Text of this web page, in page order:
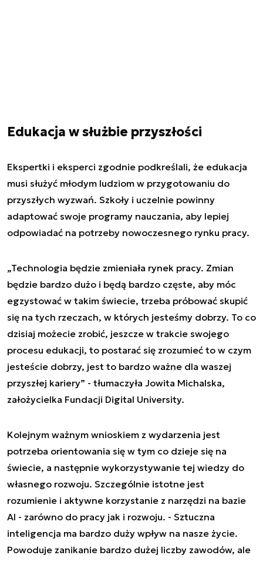
Edukacja w służbie przyszłości
Ekspertki i eksperci zgodnie podkreślali, że edukacja
musi służyć młodym ludziom w przygotowaniu do
przyszłych wyzwań. Szkoły i uczelnie powinny
adaptować swoje programy nauczania, aby lepiej
odpowiadać na potrzeby nowoczesnego rynku pracy.
„Technologia będzie zmieniała rynek pracy. Zmian
będzie bardzo dużo i będą bardzo częste, aby móc
egzystować w takim świecie, trzeba próbować skupić
się na tych rzeczach, w których jesteśmy dobrzy. To co
dzisiaj możecie zrobić, jeszcze w trakcie swojego
procesu edukacji, to postarać się zrozumieć to w czym
jesteście dobrzy, jest to bardzo ważne dla waszej
przyszłej kariery” - tłumaczyła Jowita Michalska,
założycielka Fundacji Digital University.
Kolejnym ważnym wnioskiem z wydarzenia jest
potrzeba orientowania się w tym co dzieje się na
świecie, a następnie wykorzystywanie tej wiedzy do
własnego rozwoju. Szczególnie istotne jest
rozumienie i aktywne korzystanie z narzędzi na bazie
AI - zarówno do pracy jak i rozwoju. - Sztuczna
inteligencja ma bardzo duży wpływ na nasze życie.
Powoduje zanikanie bardzo dużej liczby zawodów, ale